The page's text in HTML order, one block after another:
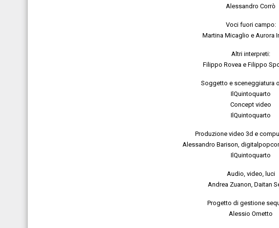
Alessandro Corrò
Voci fuori campo:
Martina Micaglio e Aurora
Altri interpreti:
Filippo Rovea e Filippo
Soggetto e sceneggiatura
IlQuintoquarto
Concept video
IlQuintoquarto
Produzione video 3d e
Alessandro Barison,
IlQuintoquarto
Audio, video, luci
Andrea Zuanon, Daitan
Progetto di gestione
Alessio Ometto